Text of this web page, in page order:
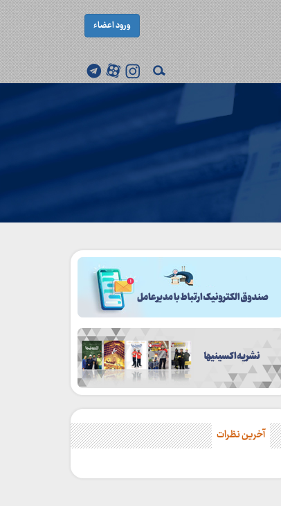
ورود اعضاء
آخرین نظرات